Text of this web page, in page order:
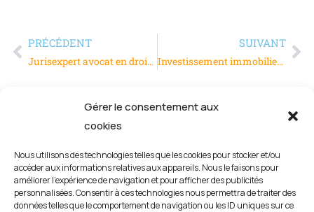
Gérer le consentement aux
cookies
Nous utilisons des technologies telles que les cookies pour stocker et/ou
accéder aux informations relatives aux appareils. Nous le faisons pour
améliorer l’expérience de navigation et pour afficher des publicités
personnalisées. Consentir à ces technologies nous permettra de traiter des
données telles que le comportement de navigation ou les ID uniques sur ce
PRÉCÉDENT
Jurisexpert avocat en droit internet pour les entreprises
SUIVANT
Investissement immobilier dans les Vosges, la bonne affaire